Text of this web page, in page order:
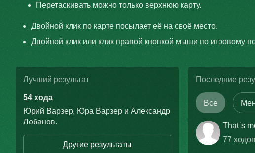
Перетаскивать можно только верхнюю карту.
Двойной клик по карте посылает её на своё место.
Двойной клик или клик правой кнопкой мыши по игровому
Лучший результат
54 хода
Юрий Варзер, Юра Варзер и Александр
Лобанов.
Другие результаты
Последние
Все
That`s
77 ходов